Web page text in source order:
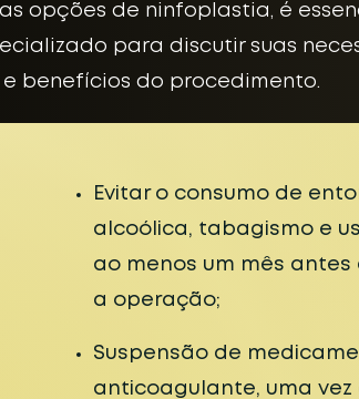
opções de ninfoplastia, é
para discutir suas
benefícios do procedimento.
Evitar o consumo de
alcoólica, tabagismo e
ao menos um mês
a operação;
Suspensão de
anticoagulante, uma